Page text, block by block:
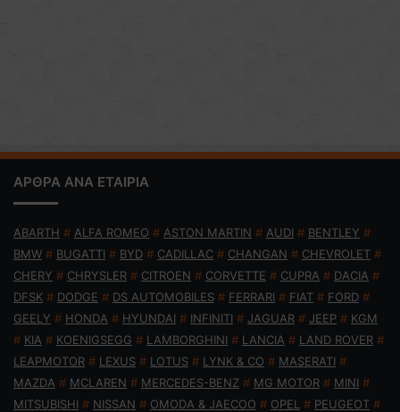
ΑΡΘΡΑ ΑΝΑ ΕΤΑΙΡΙΑ
ABARTH # ALFA ROMEO # ASTON MARTIN # AUDI # BENTLEY #
BMW # BUGATTI # BYD # CADILLAC # CHANGAN # CHEVROLET #
CHERY # CHRYSLER # CITROEN # CORVETTE # CUPRA # DACIA #
DFSK # DODGE # DS AUTOMOBILES # FERRARI # FIAT # FORD #
GEELY # HONDA # HYUNDAI # INFINITI # JAGUAR # JEEP # KGM
# KIA # KOENIGSEGG # LAMBORGHINI # LANCIA # LAND ROVER #
LEAPMOTOR # LEXUS # LOTUS # LYNK & CO # MASERATI #
MAZDA # MCLAREN # MERCEDES-BENZ # MG MOTOR # MINI #
MITSUBISHI # NISSAN # OMODA & JAECOO # OPEL # PEUGEOT #